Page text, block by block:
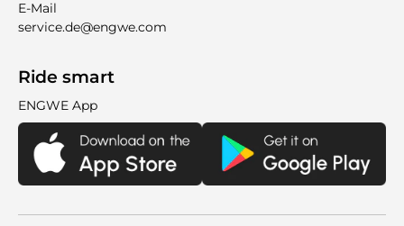
E-Mail
service.de@engwe.com
Ride smart
ENGWE App